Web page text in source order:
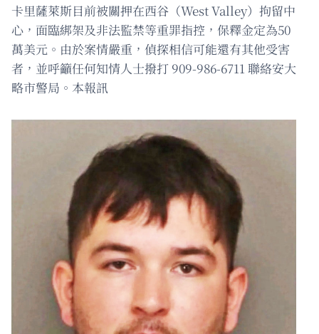
卡里薩萊斯目前被關押在西谷（West Valley）拘留中
心，面臨綁架及非法監禁等重罪指控，保釋金定為50
萬美元。由於案情嚴重，偵探相信可能還有其他受害
者，並呼籲任何知情人士撥打 909-986-6711 聯絡安大
略市警局。本報訊